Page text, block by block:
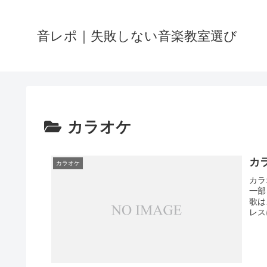
音レポ｜失敗しない音楽教室選び
カラオケ
カラオケ カ
カ
一
歌
レ